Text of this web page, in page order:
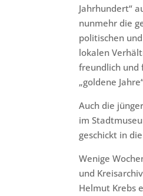
Jahrhundert“
nunmehr die
politischen
lokalen
freundlich und
„goldene
Auch die
im
geschickt in
Wenige
und
Helmut Krebs